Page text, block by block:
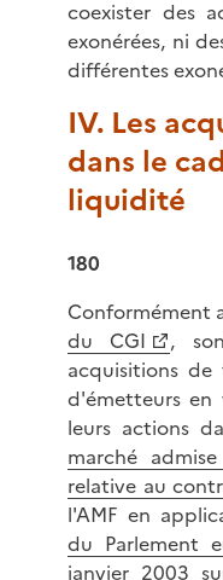
coexister des
exonérées, ni
différentes
IV. Les
dans le
liquidité
180
Conformément
du CGI
,
acquisitions
d'émetteurs
leurs actions
marché
relative au
l'AMF en
du Parlement
janvier 2003